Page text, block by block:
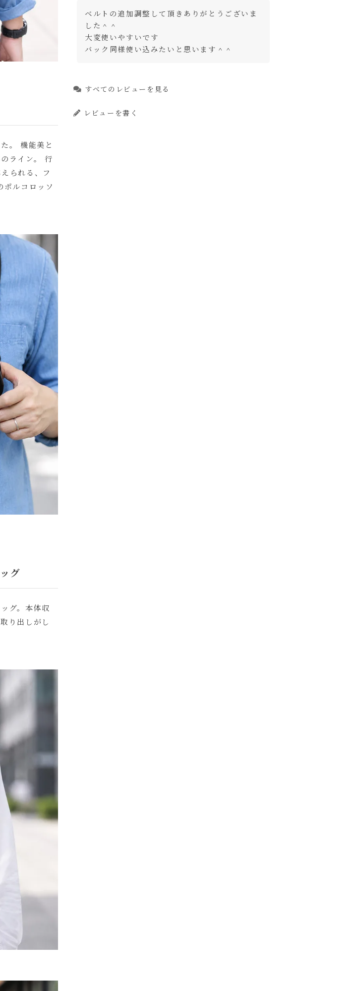
る「通信欄」にご記入ください。
。 機能美と
ライン。 行
られる、フ
ポルコロッソ
グ
グ。本体収
り出しがし
ベルトの追加調整して頂きありがとうございま
した＾＾
大変使いやすいです
バック同様使い込みたいと思います＾＾
すべてのレビューを見る
レビューを書く